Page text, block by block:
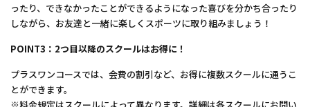
ったり、できなかったことができるようになった喜びを分かち合ったり
しながら、お友達と一緒に楽しくスポーツに取り組みましょう！
POINT3：2つ目以降のスクールはお得に！
プラスワンコースでは、会費の割引など、お得に複数スクールに通うこ
とができます。
※料金規定はスクールによって異なります。詳細は各スクールにお問い